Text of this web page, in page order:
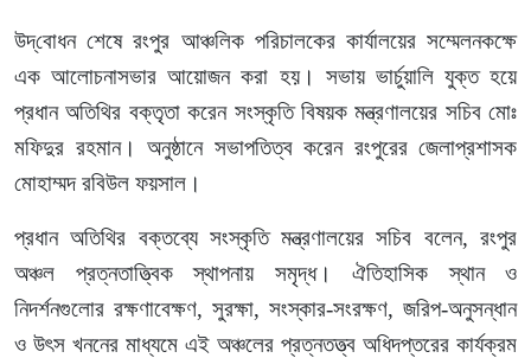
উদ্‌বোধন শেষে রংপুর আঞ্চলিক পরিচালকের কার্যালয়ের সম্মেলনকক্ষে
এক আলোচনাসভার আয়োজন করা হয়। সভায় ভার্চুয়ালি যুক্ত হয়ে
প্রধান অতিথির বক্তৃতা করেন সংস্কৃতি বিষয়ক মন্ত্রণালয়ের সচিব মোঃ
মফিদুর রহমান। অনুষ্ঠানে সভাপতিত্ব করেন রংপুরের জেলাপ্রশাসক
মোহাম্মদ রবিউল ফয়সাল।
প্রধান অতিথির বক্তব্যে সংস্কৃতি মন্ত্রণালয়ের সচিব বলেন, রংপুর
অঞ্চল প্রত্নতাত্ত্বিক স্থাপনায় সমৃদ্ধ। ঐতিহাসিক স্থান ও
নিদর্শনগুলোর রক্ষণাবেক্ষণ, সুরক্ষা, সংস্কার-সংরক্ষণ, জরিপ-অনুসন্ধান
ও উৎস খননের মাধ্যমে এই অঞ্চলের প্রত্নতত্ত্ব অধিদপ্তরের কার্যক্রম